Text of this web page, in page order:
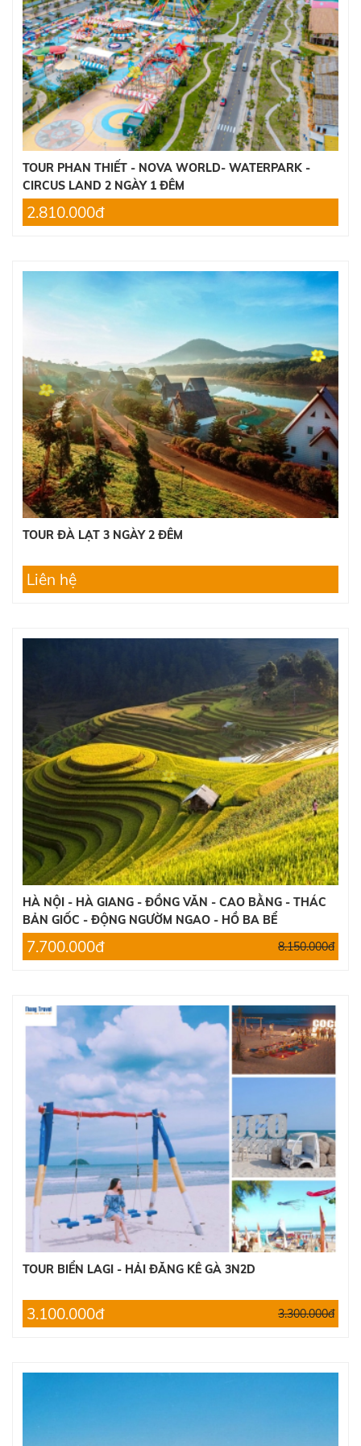
TOUR PHAN THIẾT - NOVA WORLD- WATERPARK -
CIRCUS LAND 2 NGÀY 1 ĐÊM
2.810.000đ
TOUR ĐÀ LẠT 3 NGÀY 2 ĐÊM
Liên hệ
HÀ NỘI - HÀ GIANG - ĐỒNG VĂN - CAO BẰNG - THÁC
BẢN GIỐC - ĐỘNG NGƯỜM NGAO - HỒ BA BỂ
7.700.000đ 8.150.000đ
TOUR BIỂN LAGI - HẢI ĐĂNG KÊ GÀ 3N2D
3.100.000đ 3.300.000đ